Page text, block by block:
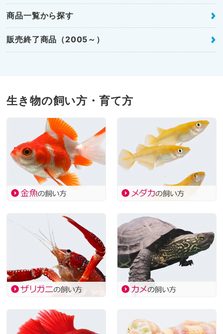
商品一覧から探す
販売終了商品（2005～）
生き物の飼い方・育て方